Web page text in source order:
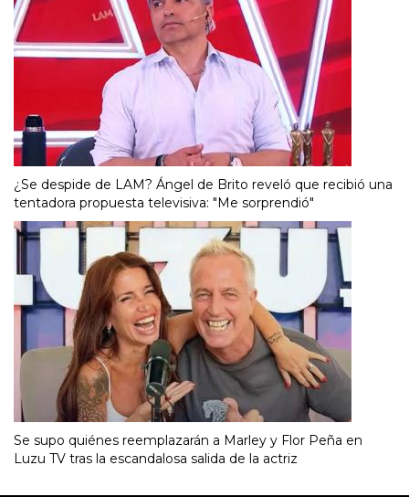
¿Se despide de LAM? Ángel de Brito reveló que recibió una
tentadora propuesta televisiva: "Me sorprendió"
Se supo quiénes reemplazarán a Marley y Flor Peña en
Luzu TV tras la escandalosa salida de la actriz